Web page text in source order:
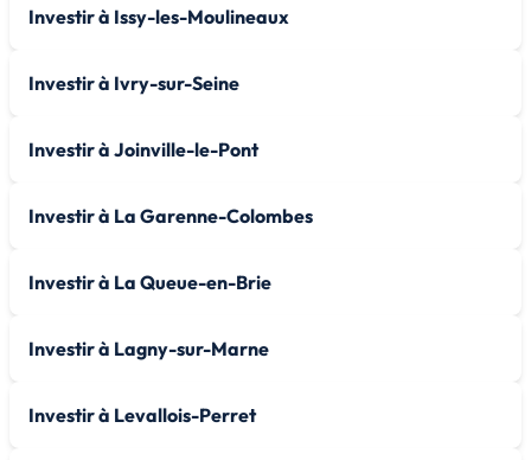
Investir à Issy-les-Moulineaux
Investir à Ivry-sur-Seine
Investir à Joinville-le-Pont
Investir à La Garenne-Colombes
Investir à La Queue-en-Brie
Investir à Lagny-sur-Marne
Investir à Levallois-Perret